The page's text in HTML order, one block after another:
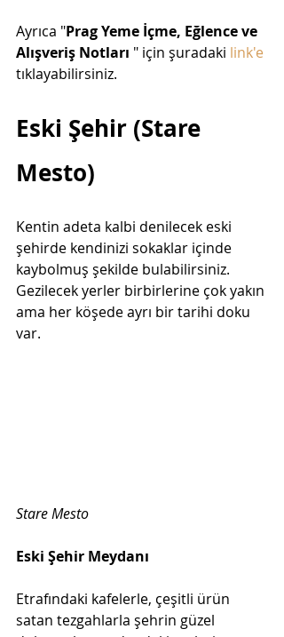
Ayrıca "Prag Yeme İçme, Eğlence ve
Alışveriş Notları " için şuradaki link'e
tıklayabilirsiniz.
Eski Şehir (Stare
Mesto)
Kentin adeta kalbi denilecek eski
şehirde kendinizi sokaklar içinde
kaybolmuş şekilde bulabilirsiniz.
Gezilecek yerler birbirlerine çok yakın
ama her köşede ayrı bir tarihi doku
var.
Stare Mesto
Eski Şehir Meydanı
Etrafındaki kafelerle, çeşitli ürün
satan tezgahlarla şehrin güzel